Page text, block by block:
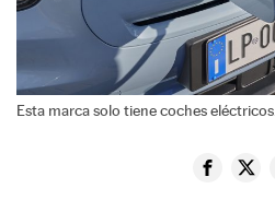
Esta marca solo tiene coches eléctricos.